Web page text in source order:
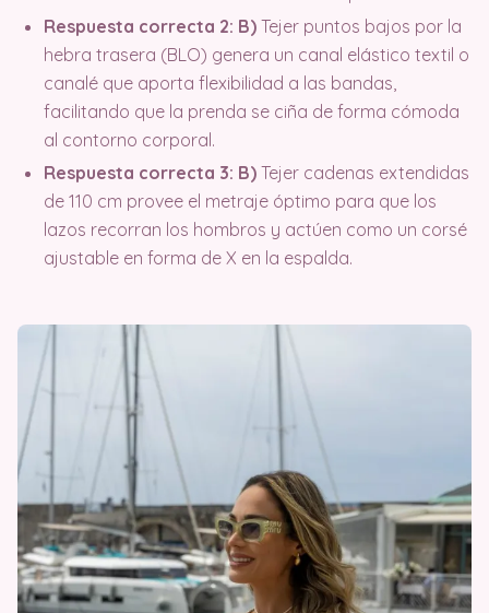
Respuesta correcta 2: B) Tejer puntos bajos por la
hebra trasera (BLO) genera un canal elástico textil o
canalé que aporta flexibilidad a las bandas,
facilitando que la prenda se ciña de forma cómoda
al contorno corporal.
Respuesta correcta 3: B) Tejer cadenas extendidas
de 110 cm provee el metraje óptimo para que los
lazos recorran los hombros y actúen como un corsé
ajustable en forma de X en la espalda.